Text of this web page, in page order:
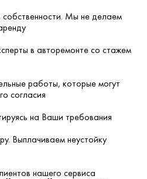
собственности. Мы не делаем
в авторемонте со стажем
работы, которые могут
согласия
на Ваши требования
Выплачиваем неустойку
нашего сервиса